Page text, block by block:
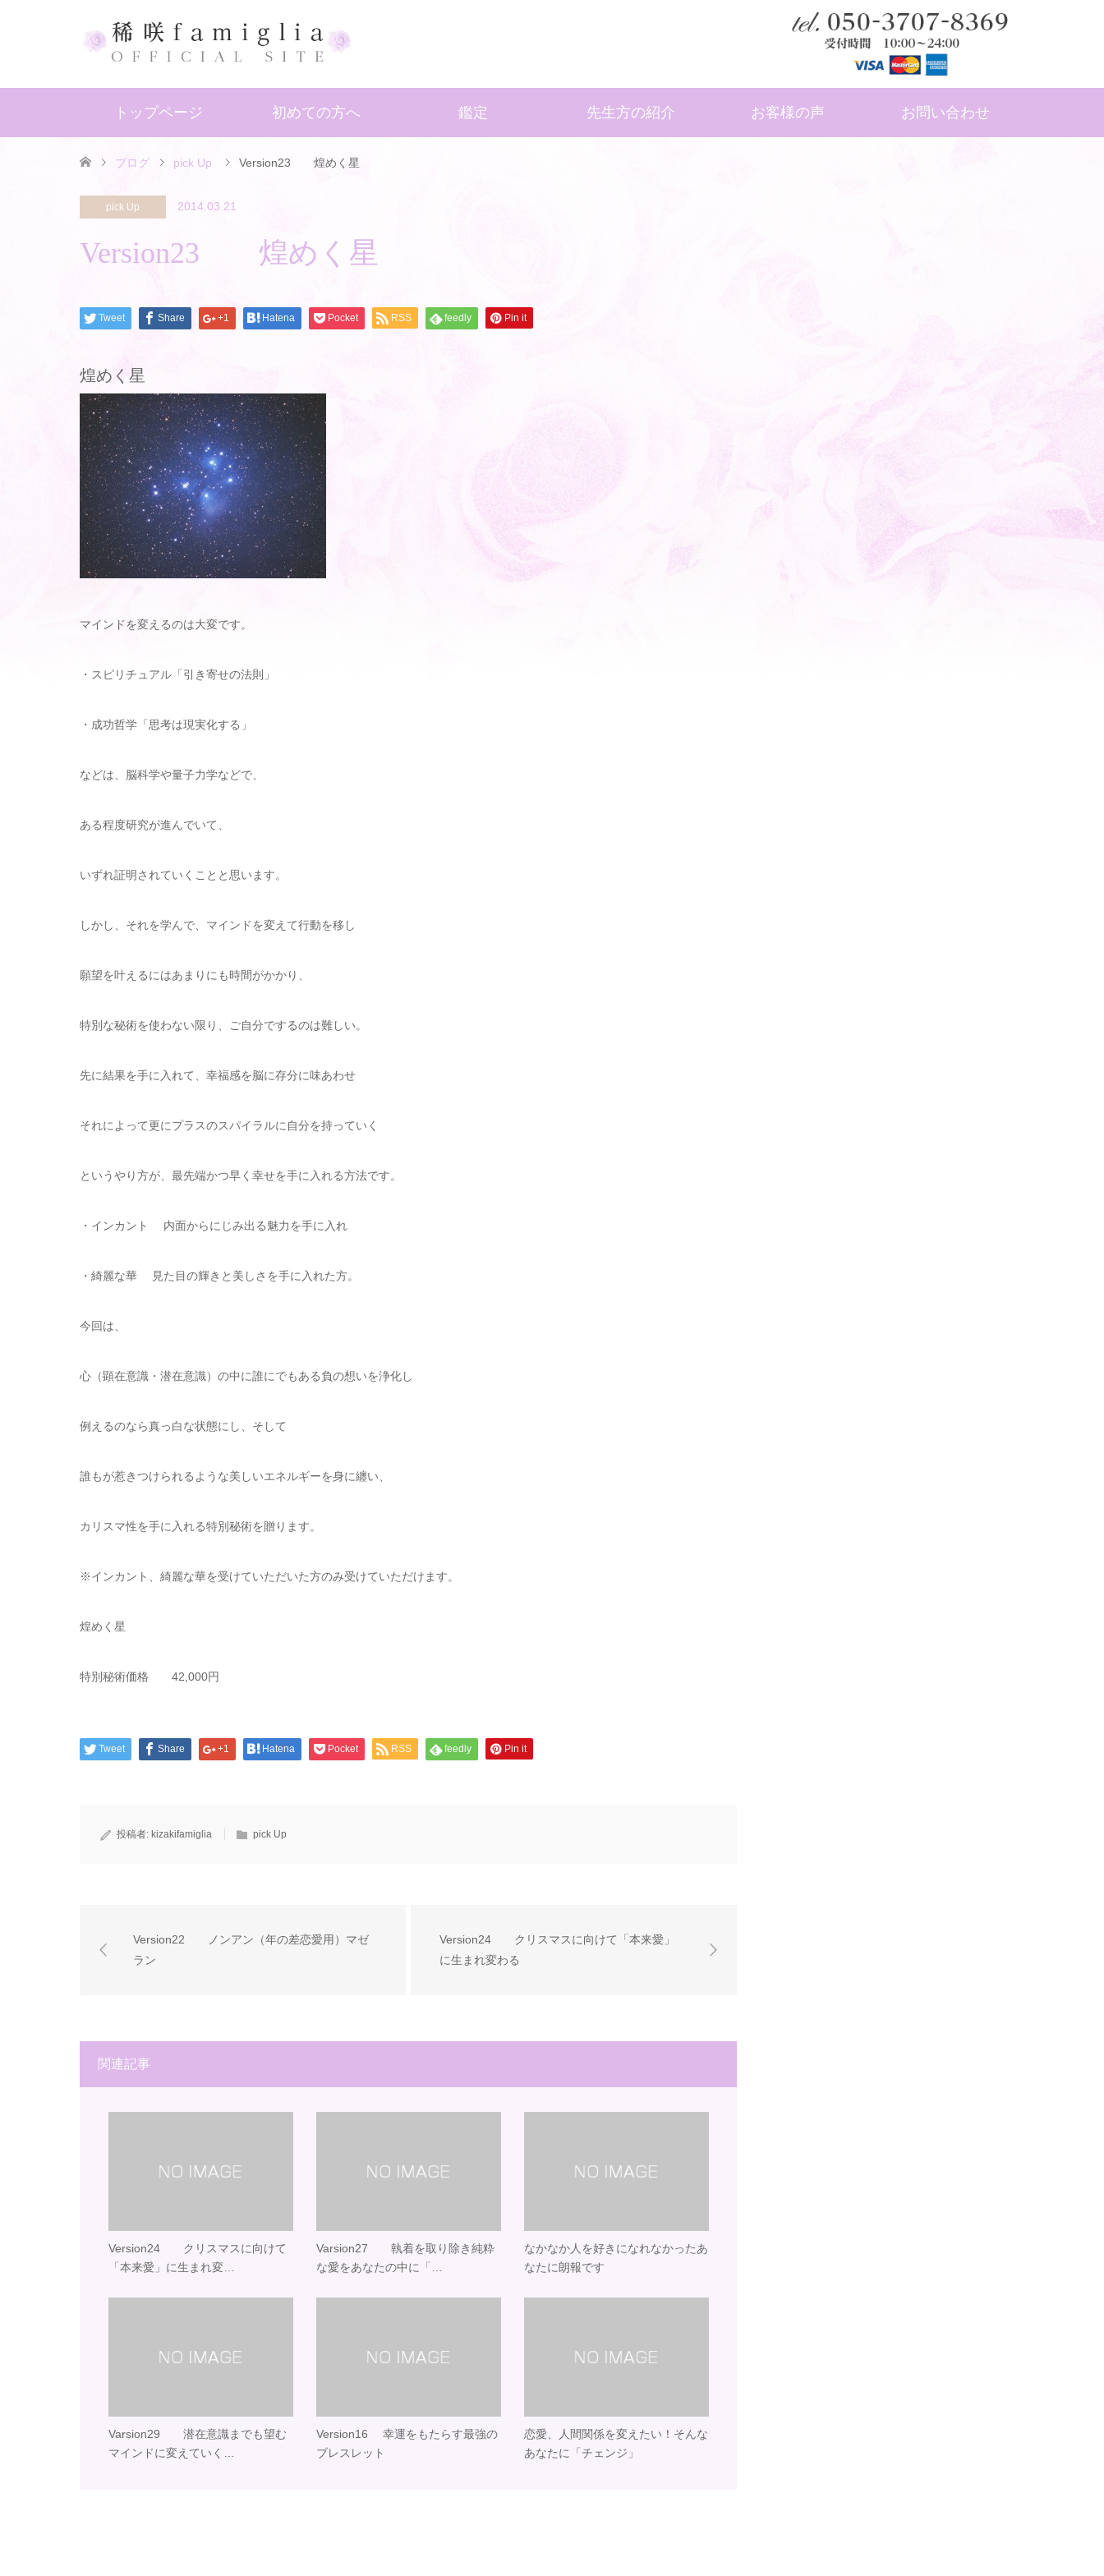
トップページ 初めての方へ 鑑定 先生方の紹介 お客様の声 お問い合わせ
ブログ pick Up Version23 煌めく星
pick Up 2014.03.21
Version23 煌めく星
Tweet Share +1 Hatena Pocket RSS feedly Pin it
煌めく星
マインドを変えるのは大変です。
・スピリチュアル「引き寄せの法則」
・成功哲学「思考は現実化する」
などは、脳科学や量子力学などで、
ある程度研究が進んでいて、
いずれ証明されていくことと思います。
しかし、それを学んで、マインドを変えて行動を移し
願望を叶えるにはあまりにも時間がかかり、
特別な秘術を使わない限り、ご自分でするのは難しい。
先に結果を手に入れて、幸福感を脳に存分に味あわせ
それによって更にプラスのスパイラルに自分を持っていく
というやり方が、最先端かつ早く幸せを手に入れる方法です。
・インカント 内面からにじみ出る魅力を手に入れ
・綺麗な華 見た目の輝きと美しさを手に入れた方。
今回は、
心（顕在意識・潜在意識）の中に誰にでもある負の想いを浄化し
例えるのなら真っ白な状態にし、そして
誰もが惹きつけられるような美しいエネルギーを身に纏い、
カリスマ性を手に入れる特別秘術を贈ります。
※インカント、綺麗な華を受けていただいた方のみ受けていただけます。
煌めく星
特別秘術価格 42,000円
Tweet Share +1 Hatena Pocket RSS feedly Pin it
投稿者: kizakifamiglia pick Up
Version22 ノンアン（年の差恋愛用）マゼ
ラン
Version24 クリスマスに向けて「本来愛」
に生まれ変わる
関連記事
Version24 クリスマスに向けて
「本来愛」に生まれ変…
Varsion27 執着を取り除き純粋
な愛をあなたの中に「…
なかなか人を好きになれなかったあ
なたに朗報です
Varsion29 潜在意識までも望む
マインドに変えていく…
Version16 幸運をもたらす最強の
ブレスレット
恋愛、人間関係を変えたい！そんな
あなたに「チェンジ」